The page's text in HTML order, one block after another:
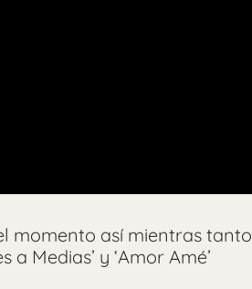
momento así mientras tanto
Medias’ y ‘Amor Amé’